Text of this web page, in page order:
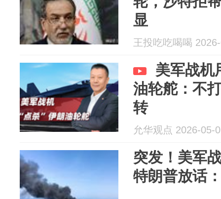
显
王投吃吃喝喝
美军战机
油轮舵：不
转
允华观点 2026-05-
突发！美军
特朗普放话